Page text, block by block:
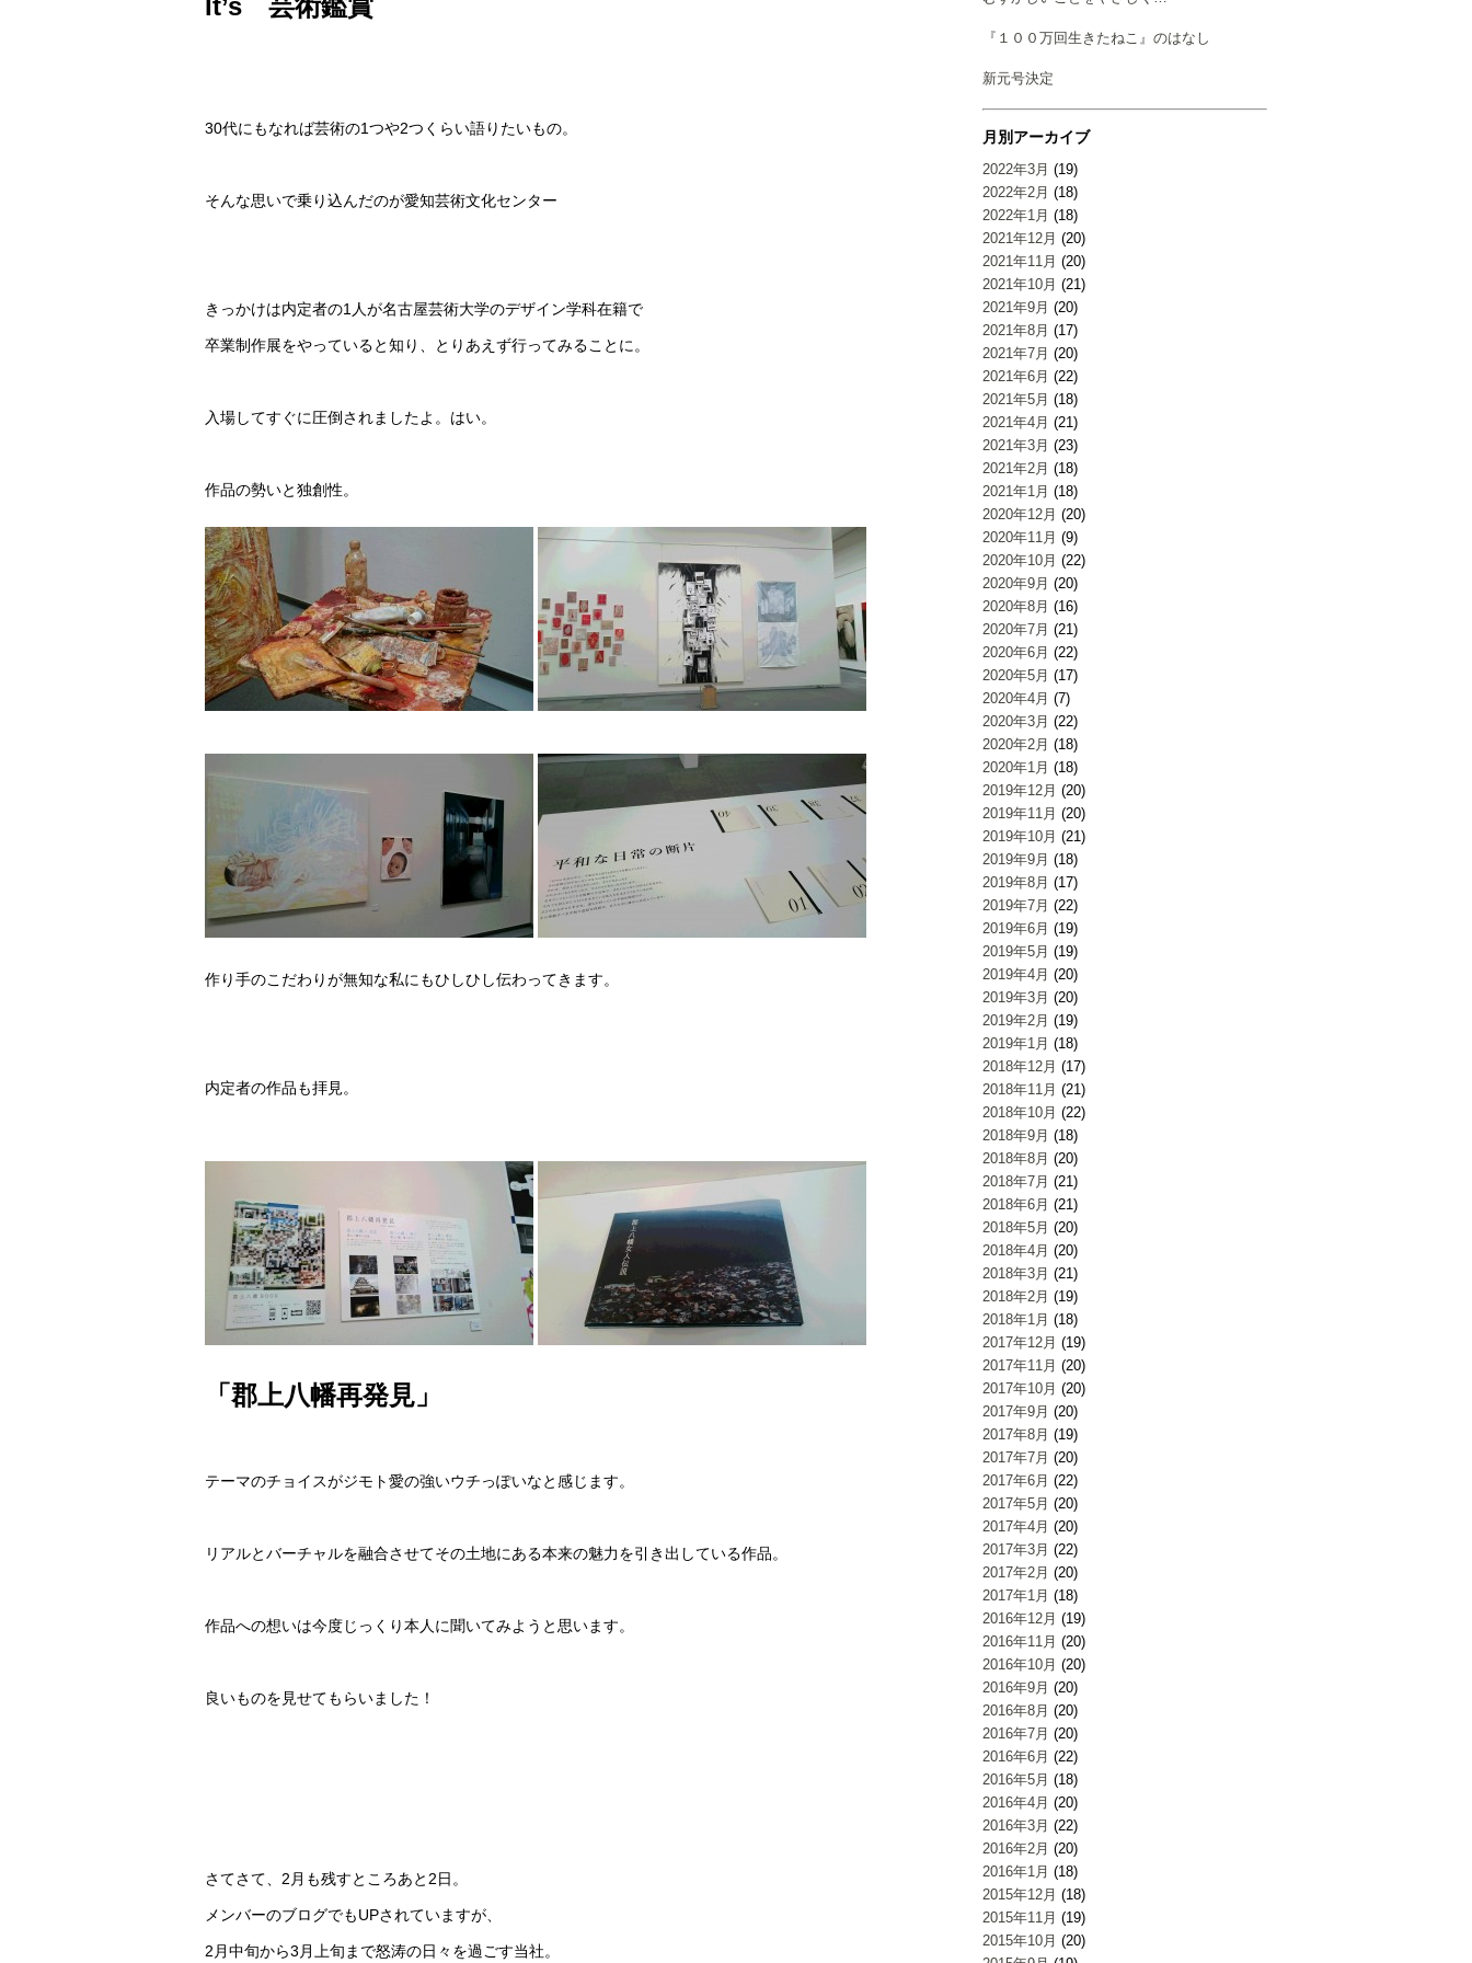
『１００万回生きたねこ』のはなし
新元号決定
月別アーカイブ
2022年3月 (19)
2022年2月 (18)
2022年1月 (18)
2021年12月 (20)
2021年11月 (20)
2021年10月 (21)
2021年9月 (20)
2021年8月 (17)
2021年7月 (20)
2021年6月 (22)
2021年5月 (18)
2021年4月 (21)
2021年3月 (23)
2021年2月 (18)
2021年1月 (18)
2020年12月 (20)
2020年11月 (9)
2020年10月 (22)
2020年9月 (20)
2020年8月 (16)
2020年7月 (21)
2020年6月 (22)
2020年5月 (17)
2020年4月 (7)
2020年3月 (22)
2020年2月 (18)
2020年1月 (18)
2019年12月 (20)
2019年11月 (20)
2019年10月 (21)
2019年9月 (18)
2019年8月 (17)
2019年7月 (22)
2019年6月 (19)
2019年5月 (19)
2019年4月 (20)
2019年3月 (20)
2019年2月 (19)
2019年1月 (18)
2018年12月 (17)
2018年11月 (21)
2018年10月 (22)
2018年9月 (18)
2018年8月 (20)
2018年7月 (21)
2018年6月 (21)
2018年5月 (20)
2018年4月 (20)
2018年3月 (21)
2018年2月 (19)
2018年1月 (18)
2017年12月 (19)
2017年11月 (20)
2017年10月 (20)
2017年9月 (20)
2017年8月 (19)
2017年7月 (20)
2017年6月 (22)
2017年5月 (20)
2017年4月 (20)
2017年3月 (22)
2017年2月 (20)
2017年1月 (18)
2016年12月 (19)
2016年11月 (20)
2016年10月 (20)
2016年9月 (20)
2016年8月 (20)
2016年7月 (20)
2016年6月 (22)
2016年5月 (18)
2016年4月 (20)
2016年3月 (22)
2016年2月 (20)
2016年1月 (18)
2015年12月 (18)
2015年11月 (19)
2015年10月 (20)
It’s 芸術鑑賞
30代にもなれば芸術の1つや2つくらい語りたいもの。
そんな思いで乗り込んだのが愛知芸術文化センター
きっかけは内定者の1人が名古屋芸術大学のデザイン学科在籍で
卒業制作展をやっていると知り、とりあえず行ってみることに。
入場してすぐに圧倒されましたよ。はい。
作品の勢いと独創性。
作り手のこだわりが無知な私にもひしひし伝わってきます。
内定者の作品も拝見。
「郡上八幡再発見」
テーマのチョイスがジモト愛の強いウチっぽいなと感じます。
リアルとバーチャルを融合させてその土地にある本来の魅力を引き出している作品。
作品への想いは今度じっくり本人に聞いてみようと思います。
良いものを見せてもらいました！
さてさて、2月も残すところあと2日。
メンバーのブログでもUPされていますが、
2月中旬から3月上旬まで怒涛の日々を過ごす当社。